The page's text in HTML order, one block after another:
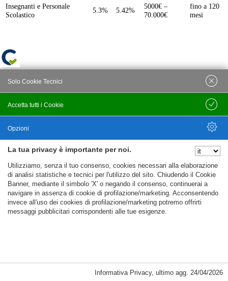
Insegnanti e Personale
Scolastico
5.3% 5.42%
5000€ –
70.000€
fino a 120
mesi
La tua privacy è importante per noi.
Utilizziamo, senza il tuo consenso, cookies necessari alla elaborazione
di analisi statistiche e tecnici per l'utilizzo del sito. Chiudendo il Cookie
Banner, mediante il simbolo 'X' o negando il consenso, continuerai a
navigare in assenza di cookie di profilazione/marketing. Acconsentendo
invece all'uso dei cookies di profilazione/marketing potremo offrirti
messaggi pubblicitari corrispondenti alle tue esigenze.
Cookie Necessari, Tecnici di Sessione
Accetta tutti i Cookie
Solo Cookie Tecnici
Salva
Opzioni
Nascondi Opzioni
Informativa Privacy, ultimo agg. 24/04/2026